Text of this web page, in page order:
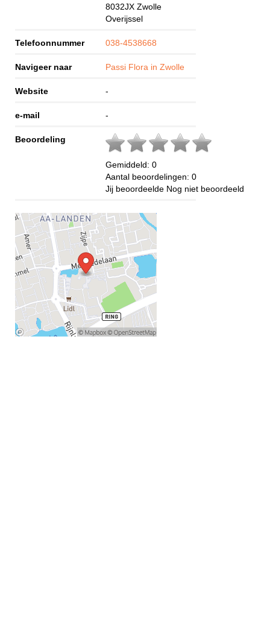
8032JX Zwolle
Overijssel
Telefoonnummer 038-4538668
Navigeer naar Passi Flora in Zwolle
Website -
e-mail -
Beoordeling
Gemiddeld: 0
Aantal beoordelingen: 0
Jij beoordeelde Nog niet beoordeeld